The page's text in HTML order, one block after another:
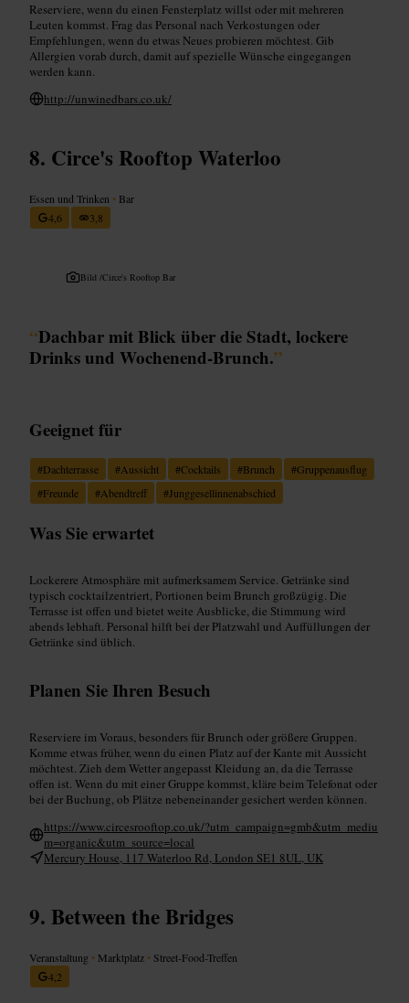
Reserviere, wenn du einen Fensterplatz willst oder mit mehreren
Leuten kommst. Frag das Personal nach Verkostungen oder
Empfehlungen, wenn du etwas Neues probieren möchtest. Gib
Allergien vorab durch, damit auf spezielle Wünsche eingegangen
werden kann.
http://unwinedbars.co.uk/
Circe's Rooftop Waterloo
Essen und Trinken • Bar
4,6
3,8
Bild /Circe's Rooftop Bar
“Dachbar mit Blick über die Stadt, lockere
Drinks und Wochenend‑Brunch.”
Geeignet für
#Dachterrasse #Aussicht #Cocktails #Brunch #Gruppenausflug
#Freunde #Abendtreff #Junggesellinnenabschied
Was Sie erwartet
Lockerere Atmosphäre mit aufmerksamem Service. Getränke sind
typisch cocktailzentriert, Portionen beim Brunch großzügig. Die
Terrasse ist offen und bietet weite Ausblicke, die Stimmung wird
abends lebhaft. Personal hilft bei der Platzwahl und Auffüllungen der
Getränke sind üblich.
Planen Sie Ihren Besuch
Reserviere im Voraus, besonders für Brunch oder größere Gruppen.
Komme etwas früher, wenn du einen Platz auf der Kante mit Aussicht
möchtest. Zieh dem Wetter angepasst Kleidung an, da die Terrasse
offen ist. Wenn du mit einer Gruppe kommst, kläre beim Telefonat oder
bei der Buchung, ob Plätze nebeneinander gesichert werden können.
https://www.circesrooftop.co.uk/?utm_campaign=gmb&utm_mediu
m=organic&utm_source=local
Mercury House, 117 Waterloo Rd, London SE1 8UL, UK
Between the Bridges
Veranstaltung • Marktplatz • Street-Food-Treffen
4,2